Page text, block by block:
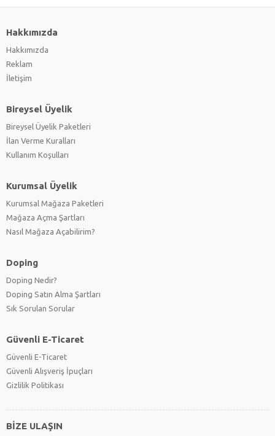
Hakkımızda
Hakkımızda
Reklam
İletişim
Bireysel Üyelik
Bireysel Üyelik Paketleri
İlan Verme Kuralları
Kullanım Koşulları
Kurumsal Üyelik
Kurumsal Mağaza Paketleri
Mağaza Açma Şartları
Nasıl Mağaza Açabilirim?
Doping
Doping Nedir?
Doping Satın Alma Şartları
Sık Sorulan Sorular
Güvenli E-Ticaret
Güvenli E-Ticaret
Güvenli Alışveriş İpuçları
Gizlilik Politikası
BİZE ULAŞIN